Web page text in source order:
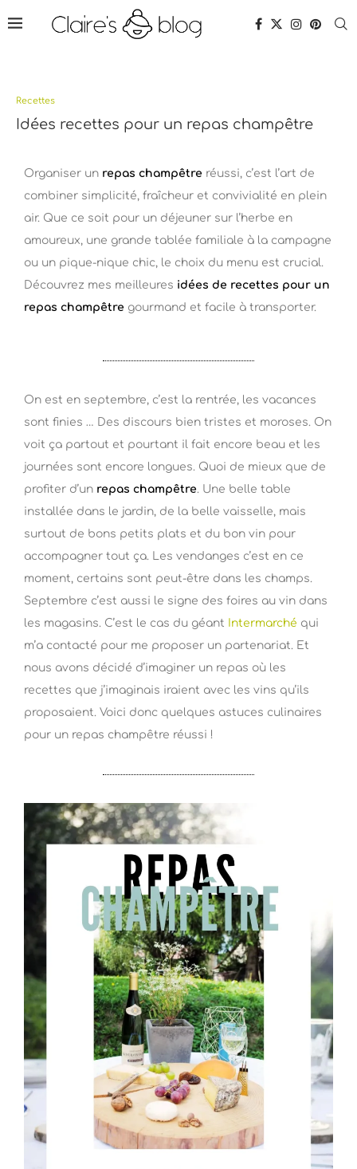
Recettes
Idées recettes pour un repas champêtre
Organiser un repas champêtre réussi, c’est l’art de
combiner simplicité, fraîcheur et convivialité en plein
air. Que ce soit pour un déjeuner sur l’herbe en
amoureux, une grande tablée familiale à la campagne
ou un pique-nique chic, le choix du menu est crucial.
Découvrez mes meilleures idées de recettes pour un
repas champêtre gourmand et facile à transporter.
On est en septembre, c’est la rentrée, les vacances
sont finies … Des discours bien tristes et moroses. On
voit ça partout et pourtant il fait encore beau et les
journées sont encore longues. Quoi de mieux que de
profiter d’un repas champêtre. Une belle table
installée dans le jardin, de la belle vaisselle, mais
surtout de bons petits plats et du bon vin pour
accompagner tout ça. Les vendanges c’est en ce
moment, certains sont peut-être dans les champs.
Septembre c’est aussi le signe des foires au vin dans
les magasins. C’est le cas du géant
Intermarché qui
m’a contacté pour me proposer un partenariat. Et
nous avons décidé d’imaginer un repas où les
recettes que j’imaginais iraient avec les vins qu’ils
proposaient. Voici donc quelques astuces culinaires
pour un repas champêtre réussi !